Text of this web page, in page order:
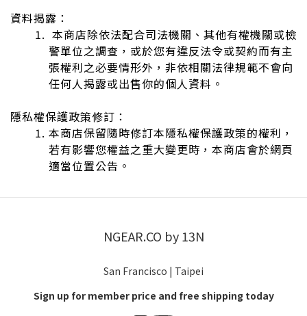
資料揭露：
本商店除依法配合司法機關、其他有權機關或檢
警單位之調查，或於您有違反法令或契約而有主
張權利之必要情形外，非依相關法律規範不會向
任何人揭露或出售你的個人資料。
隱私權保護政策修訂：
本商店保留隨時修訂本隱私權保護政策的權利，
若有影響您權益之重大變更時，本商店會於網頁
適當位置公告。
NGEAR.CO by 13N
San Francisco | Taipei
Sign up for member price and free shipping today